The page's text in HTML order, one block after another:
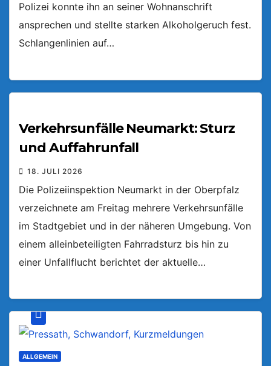
Polizei konnte ihn an seiner Wohnanschrift
ansprechen und stellte starken Alkoholgeruch fest.
Schlangenlinien auf…
Verkehrsunfälle Neumarkt: Sturz
und Auffahrunfall
18. JULI 2026
Die Polizeiinspektion Neumarkt in der Oberpfalz
verzeichnete am Freitag mehrere Verkehrsunfälle
im Stadtgebiet und in der näheren Umgebung. Von
einem alleinbeteiligten Fahrradsturz bis hin zu
einer Unfallflucht berichtet der aktuelle…
ALLGEMEIN